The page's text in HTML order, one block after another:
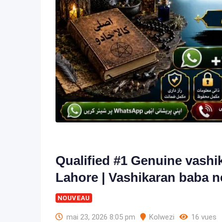
Qualified #1 Genuine
Lahore | Vashikaran baba
NOUVEAU
mai 23, 2026 8:05 pm Kolwezi 16 vues